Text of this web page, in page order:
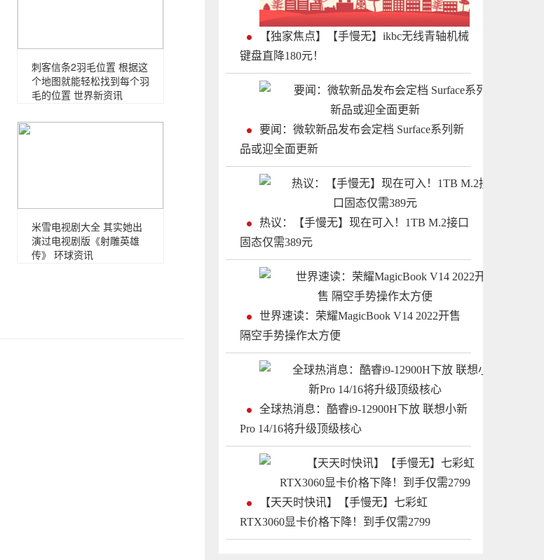
刺客信条2羽毛位置 根据这
个地图就能轻松找到每个羽
毛的位置 世界新资讯
米雪电视剧大全 其实她出
演过电视剧版《射雕英雄
传》 环球资讯
【独家焦点】【手慢无】ikbc无线青轴机械
键盘直降180元！
要闻：微软新品发布会定档 Surface系列新
品或迎全面更新
热议：【手慢无】现在可入！1TB M.2接口
固态仅需389元
世界速读：荣耀MagicBook V14 2022开售
隔空手势操作太方便
全球热消息：酷睿i9-12900H下放 联想小新
Pro 14/16将升级顶级核心
【天天时快讯】【手慢无】七彩虹
RTX3060显卡价格下降！到手仅需2799